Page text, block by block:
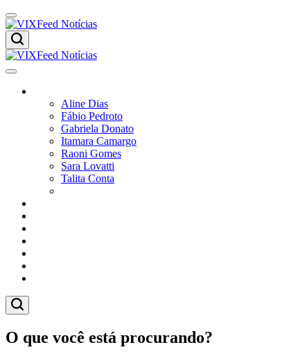
Aline Dias
Fábio Pedroto
Gabriela Donato
Itamara Camargo
Raoni Gomes
Sara Lovatti
Talita Conta
O que você está procurando?